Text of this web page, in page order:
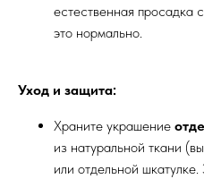
естественная просадка
это нормально.
Уход и защита:
Храните украшение
из натуральной ткани
или отдельной